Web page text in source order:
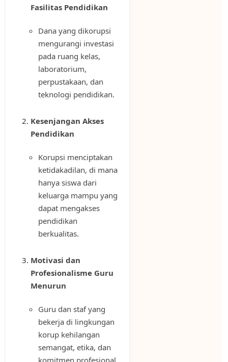
Fasilitas Pendidikan
Dana yang dikorupsi
mengurangi investasi
pada ruang kelas,
laboratorium,
perpustakaan, dan
teknologi pendidikan.
Kesenjangan Akses
Pendidikan
Korupsi menciptakan
ketidakadilan, di mana
hanya siswa dari
keluarga mampu yang
dapat mengakses
pendidikan
berkualitas.
Motivasi dan
Profesionalisme Guru
Menurun
Guru dan staf yang
bekerja di lingkungan
korup kehilangan
semangat, etika, dan
komitmen profesional.